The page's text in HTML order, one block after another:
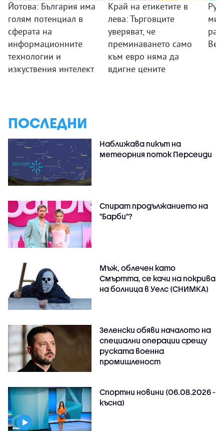
Йотова: България има
голям потенциал в
сферата на
информационните
технологии и
изкуствения интелект
Край на етикетите в
лева: Търговците
уверяват, че
преминаването само
към евро няма да
вдигне цените
ПОСЛЕДНИ
Наближава пикът на
метеорния поток Персеиди
Спират продължанието на
"Барби"?
Мъж, облечен като
Смъртта, се качи на покрива
на болница в Уелс (СНИМКА)
Зеленски обяви началото на
специални операции срещу
руската военна
промишленост
Спортни новини (06.08.2026 -
късна)